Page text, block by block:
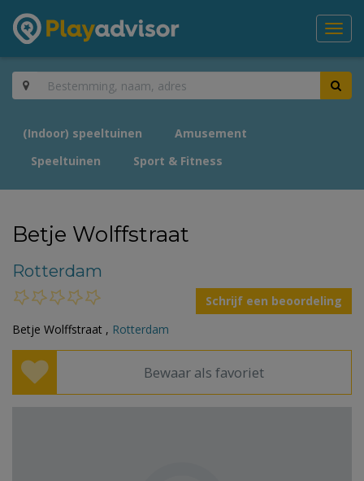
(Indoor) speeltuinen
Amusement
Speeltuinen
Sport & Fitness
Betje Wolffstraat
Rotterdam
Schrijf een beoordeling
Betje Wolffstraat , Rotterdam
Bewaar als favoriet